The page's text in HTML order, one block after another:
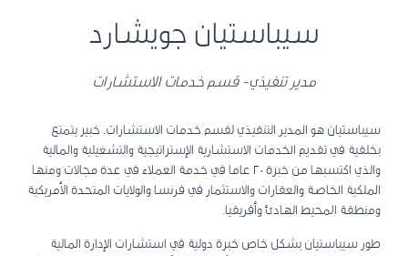
سيباستيان جويشارد
مدير تنفيذي- قسم خدمات الاستشارات
سيباستيان هو المدير التنفيذي لقسم خدمات الاستشارات. خبير يتمتع
بخلفية في تقديم الخدمات الاستشارية الإستراتيجية والتشغيلية والمالية
والذي اكتسبها من خبرة 20 عاما في خدمة العملاء في عدة مجالات ومنها
الملكية الخاصة والعقارات والاستثمار في فرنسا والولايات المتحدة الأمريكية
ومنطقة المحيط الهادئ وأفريقيا.
طور سيباستيان بشكل خاص خبرة دولية في استشارات الإدارة المالية